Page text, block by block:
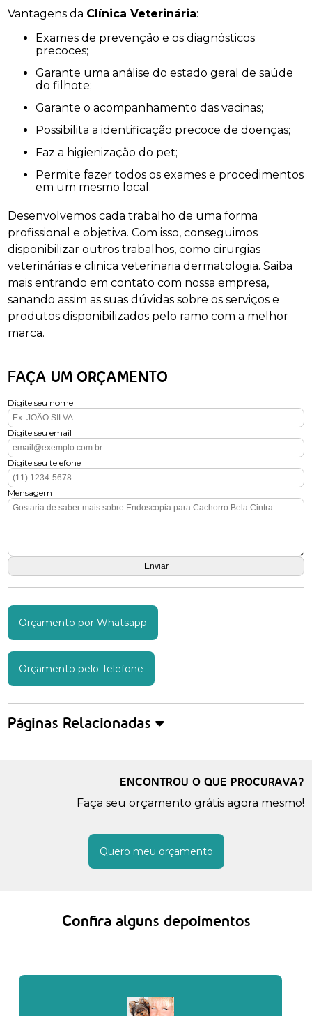
Vantagens da Clínica Veterinária:
Exames de prevenção e os diagnósticos
precoces;
Garante uma análise do estado geral de saúde
do filhote;
Garante o acompanhamento das vacinas;
Possibilita a identificação precoce de doenças;
Faz a higienização do pet;
Permite fazer todos os exames e procedimentos
em um mesmo local.
Desenvolvemos cada trabalho de uma forma
profissional e objetiva. Com isso, conseguimos
disponibilizar outros trabalhos, como cirurgias
veterinárias e clinica veterinaria dermatologia. Saiba
mais entrando em contato com nossa empresa,
sanando assim as suas dúvidas sobre os serviços e
produtos disponibilizados pelo ramo com a melhor
marca.
FAÇA UM ORÇAMENTO
Digite seu nome
Digite seu email
Digite seu telefone
Mensagem
Orçamento por Whatsapp
Orçamento pelo Telefone
Páginas Relacionadas
ENCONTROU O QUE PROCURAVA?
Faça seu orçamento grátis agora mesmo!
Quero meu orçamento
Confira alguns depoimentos